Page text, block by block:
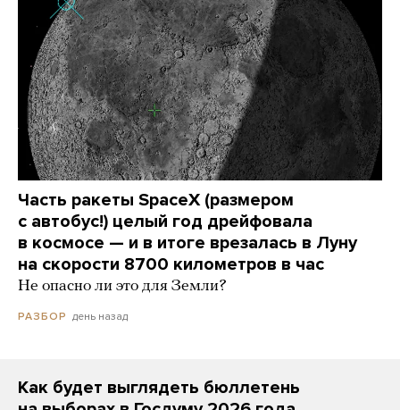
Часть ракеты SpaceX (размером
с автобус!) целый год дрейфовала
в космосе — и в итоге врезалась в Луну
на скорости 8700 километров в час
Не опасно ли это для Земли?
РАЗБОР день назад
Как будет выглядеть бюллетень